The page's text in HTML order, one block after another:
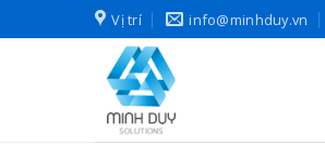
to
Vị trí info@minhduy.vn